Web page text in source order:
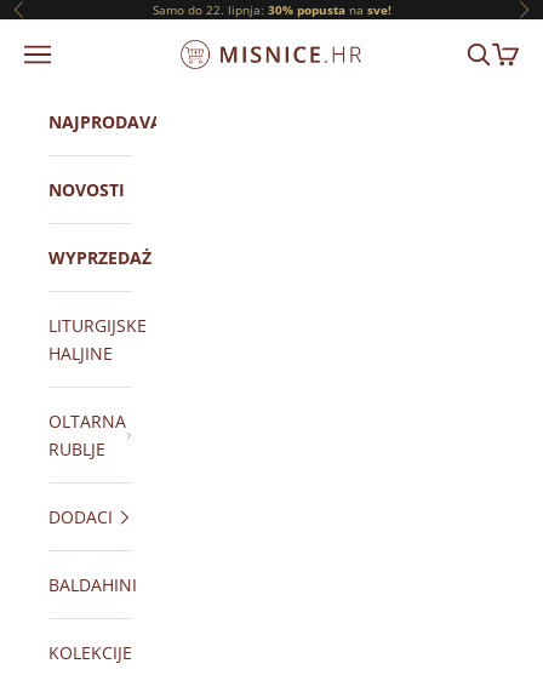
Prijeđi na sadržaj
Prethodni Samo do 22. lipnja: 30% popustana sve!
ORNATY.PL
IZBORNIK TRAŽI
NAJPRODAVANIJI
NOVOSTI
WYPRZEDAŻ
LITURGIJSKE
HALJINE
OLTARNA
RUBLJE
DODACI
BALDAHINI
KOLEKCIJE